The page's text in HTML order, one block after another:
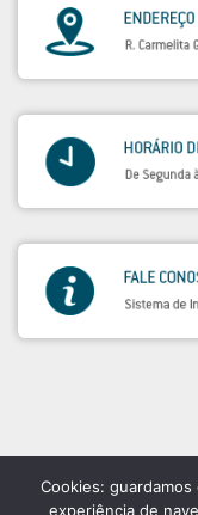
Cookies:
experiência de